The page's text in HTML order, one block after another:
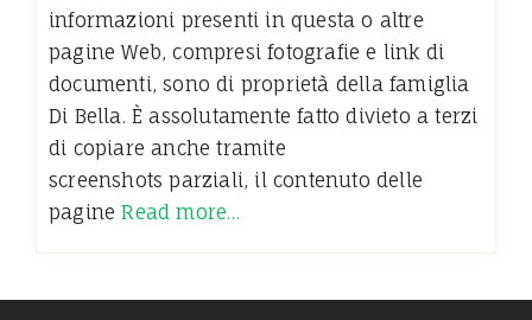
informazioni presenti in questa o altre
pagine Web, compresi fotografie e link di
documenti, sono di proprietà della famiglia
Di Bella. È assolutamente fatto divieto a terzi
di copiare anche tramite
screenshots parziali, il contenuto delle
pagineRead more…